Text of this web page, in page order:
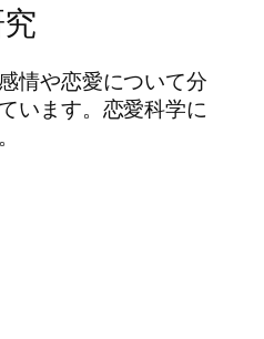
情や恋愛について分
います。恋愛科学に